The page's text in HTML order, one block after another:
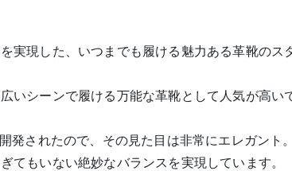
実現した、いつまでも履ける魅力ある革靴のス
いシーンで履ける万能な革靴として人気が高い
されたので、その見た目は非常にエレガント
てもいない絶妙なバランスを実現しています。